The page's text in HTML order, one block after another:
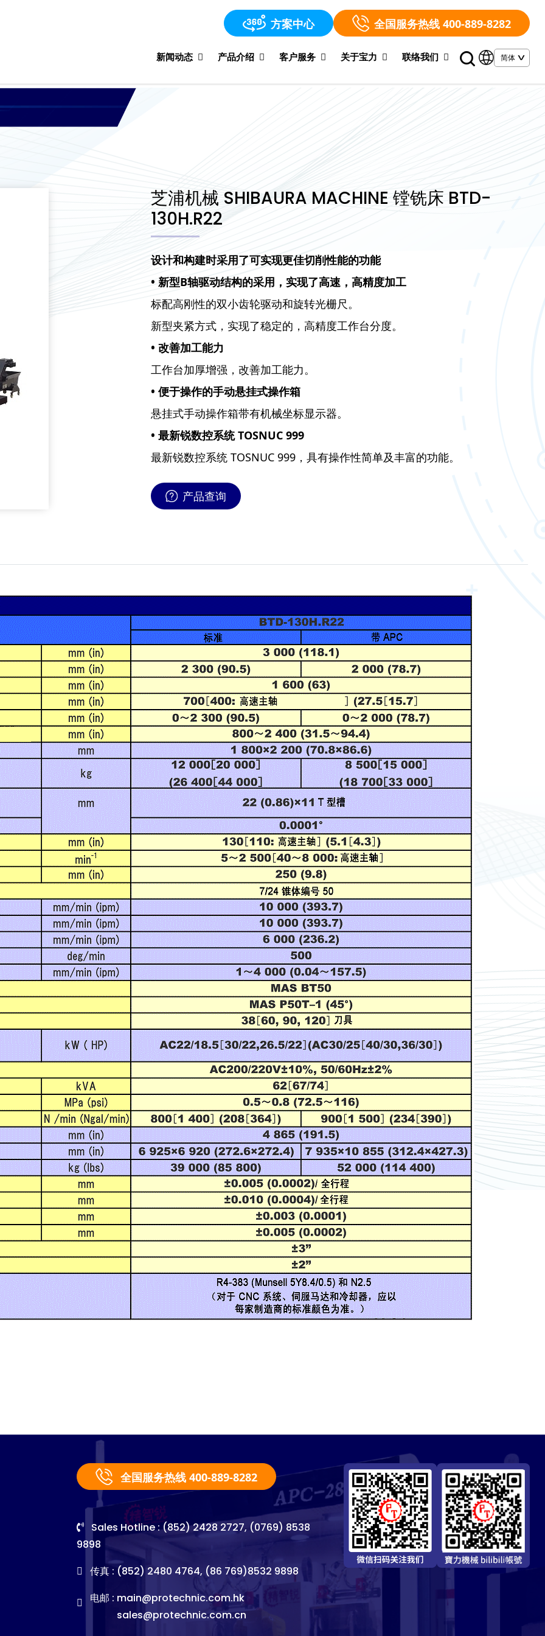
方案中心 全国服务热线 400-889-8282
新闻动态 产品介绍 客户服务 关于宝力 联络我们
芝浦机械 SHIBAURA MACHINE 镗铣床 BTD-
130H.R22
设计和构建时采用了可实现更佳切削性能的功能
• 新型B轴驱动结构的采用，实现了高速，高精度加工
标配高刚性的双小齿轮驱动和旋转光栅尺。
新型夹紧方式，实现了稳定的，高精度工作台分度。
• 改善加工能力
工作台加厚增强，改善加工能力。
• 便于操作的手动悬挂式操作箱
悬挂式手动操作箱带有机械坐标显示器。
• 最新锐数控系统 TOSNUC 999
最新锐数控系统 TOSNUC 999，具有操作性简单及丰富的功能。
产品查询
全国服务热线 400-889-8282
Sales Hotline : (852) 2428 2727, (0769) 8538
9898
传真 : (852) 2480 4764, (86 769)8532 9898
电邮 : main@protechnic.com.hk
sales@protechnic.com.cn